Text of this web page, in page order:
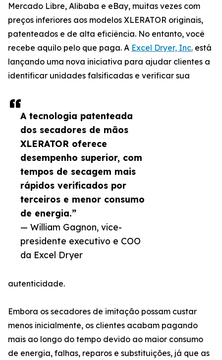
A tecnologia patenteada
dos secadores de mãos
XLERATOR oferece
desempenho superior, com
tempos de secagem mais
rápidos verificados por
terceiros e menor consumo
de energia.”
— William Gagnon, vice-
presidente executivo e COO
da Excel Dryer
Mercado Libre, Alibaba e eBay, muitas vezes com
preços inferiores aos modelos XLERATOR originais,
patenteados e de alta eficiência. No entanto, você
recebe aquilo pelo que paga. A Excel Dryer, Inc. está
lançando uma nova iniciativa para ajudar clientes a
identificar unidades falsificadas e verificar sua
autenticidade.
Embora os secadores de imitação possam custar
menos inicialmente, os clientes acabam pagando
mais ao longo do tempo devido ao maior consumo
de energia, falhas, reparos e substituições, já que as